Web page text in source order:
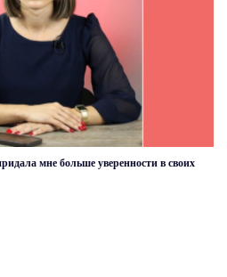
мне больше уверенности в своих